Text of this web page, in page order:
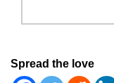
Spread the love